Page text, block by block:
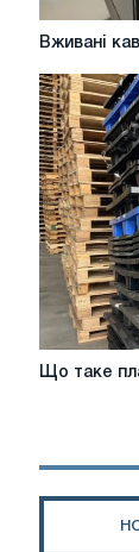
Вживані
як
новій
Вживані
Що
та
Що таке